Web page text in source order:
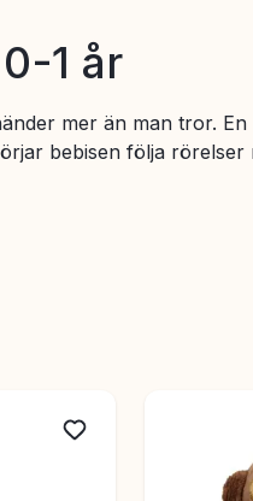
1 år
mer än man tror.
bebisen följa
roll, även nu. Här hittar